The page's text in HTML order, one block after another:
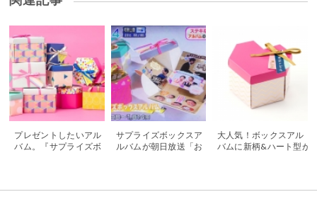
プレゼントしたいアル
バム。『サプライズボ
サプライズボックスア
ルバムが朝日放送「お
大人気！ボックスアル
バムに新柄&ハート型が